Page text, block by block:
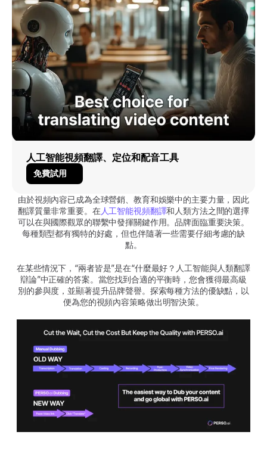
人工智能視頻翻譯、定位和配音工具
免費試用
由於視頻內容已成為全球營銷、教育和娛樂中的主要力量，因此
翻譯質量非常重要。在人工智能視頻翻譯和人類方法之間的選擇
可以在與國際觀眾的聯繫中發揮關鍵作用。品牌面臨重要決策。
每種類型都有獨特的好處，但也伴隨著一些需要仔細考慮的缺
點。
在某些情況下，“兩者皆是”是在“什麼最好？人工智能與人類翻譯
辯論”中正確的答案。當您找到合適的平衡時，您會獲得最高級
別的參與度，並顯著提升品牌聲譽。探索每種方法的優缺點，以
便為您的視頻內容策略做出明智決策。